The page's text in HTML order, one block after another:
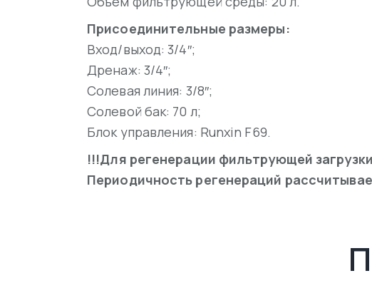
Присоединительные размеры:
Вход/выход: 3/4″;
Дренаж: 3/4″;
Солевая линия: 3/8″;
Солевой бак: 70 л;
Блок управления: Runxin F69.
!!!Для регенерации фильтрующей
Периодичность регенераций